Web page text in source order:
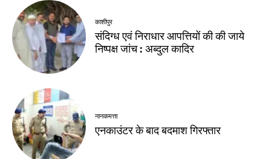
काशीपुर
संदिग्ध एवं निराधार आपत्तियों की की जाये
निष्पक्ष जांच : अब्दुल कादिर
नानकमत्ता
एनकाउंटर के बाद बदमाश गिरफ्तार